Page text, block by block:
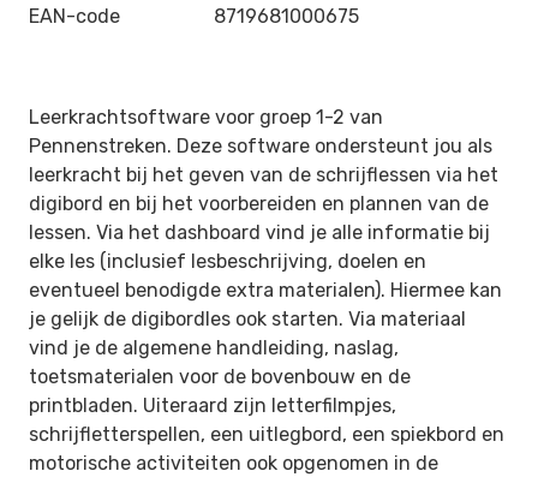
EAN-code
8719681000675
Leerkrachtsoftware voor groep 1-2 van
Pennenstreken. Deze software ondersteunt jou als
leerkracht bij het geven van de schrijflessen via het
digibord en bij het voorbereiden en plannen van de
lessen. Via het dashboard vind je alle informatie bij
elke les (inclusief lesbeschrijving, doelen en
eventueel benodigde extra materialen). Hiermee kan
je gelijk de digibordles ook starten. Via materiaal
vind je de algemene handleiding, naslag,
toetsmaterialen voor de bovenbouw en de
printbladen. Uiteraard zijn letterfilmpjes,
schrijfletterspellen, een uitlegbord, een spiekbord en
motorische activiteiten ook opgenomen in de